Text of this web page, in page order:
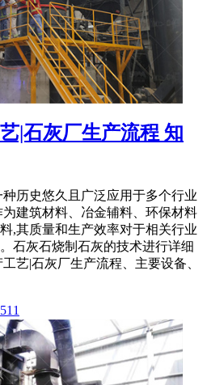
|石灰厂生产流程 知
历史悠久且广泛应用于多个行业
建筑材料、冶金辅料、环保材料
,其质量和生产效率对于相关行业
石灰石烧制石灰的技术进行详细
艺|石灰厂生产流程、主要设备、